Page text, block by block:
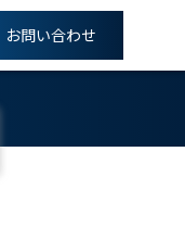
お問い合わせ